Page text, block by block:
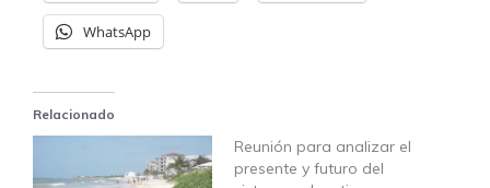
WhatsApp
Relacionado
Reunión para analizar el
presente y futuro del